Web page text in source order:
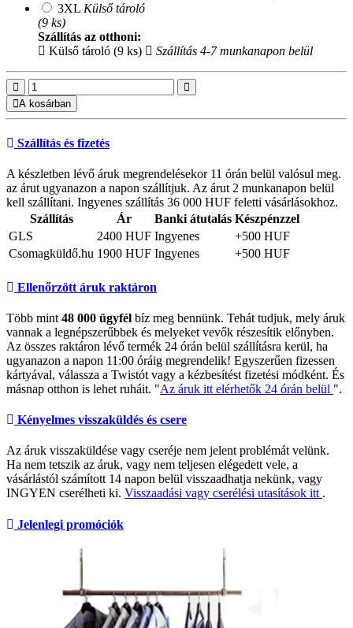
3XL Külső tároló
(9 ks)
Szállítás az otthoni:
Külső tároló (9 ks)
Szállítás 4-7 munkanapon belül
A kosárban
Szállítás és fizetés
A készletben lévő áruk megrendelésekor 11 órán belül valósul meg.
az árut ugyanazon a napon szállítjuk. Az árut 2 munkanapon belül
kell szállítani. Ingyenes szállítás 36 000 HUF feletti vásárlásokhoz.
Szállítás
Ár Banki átutalás Készpénzzel
GLS
2400 HUF Ingyenes
+500 HUF
Csomagküldő.hu 1900 HUF Ingyenes +500 HUF
Ellenőrzött áruk raktáron
Több mint 48 000 ügyfél bíz meg bennünk. Tehát tudjuk, mely áruk
vannak a legnépszerűbbek és melyeket vevők részesítik előnyben.
Az összes raktáron lévő termék 24 órán belül szállításra kerül, ha
ugyanazon a napon 11:00 óráig megrendelik! Egyszerűen fizessen
kártyával, válassza a Twistót vagy a kézbesítést fizetési módként. És
másnap otthon is lehet ruháit. "Az áruk itt elérhetők 24 órán belül ".
Kényelmes visszaküldés és csere
Az áruk visszaküldése vagy cseréje nem jelent problémát velünk.
Ha nem tetszik az áruk, vagy nem teljesen elégedett vele, a
vásárlástól számított 14 napon belül visszaadhatja nekünk, vagy
INGYEN cserélheti ki. Visszaadási vagy cserélési utasítások itt .
Jelenlegi promóciók